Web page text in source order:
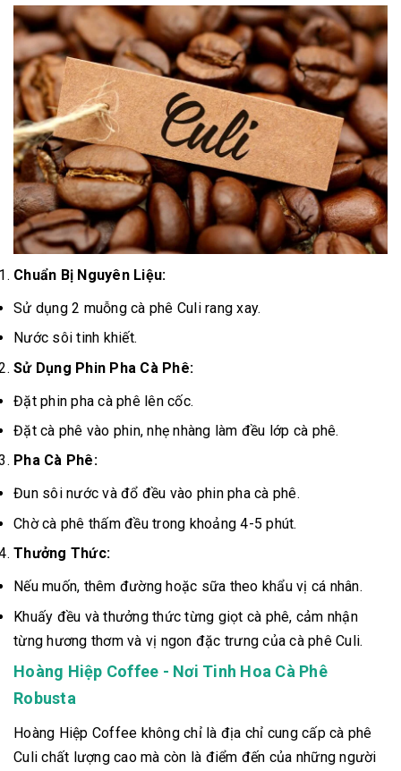
Chuẩn Bị Nguyên Liệu:
Sử dụng 2 muỗng cà phê Culi rang xay.
Nước sôi tinh khiết.
Sử Dụng Phin Pha Cà Phê:
Đặt phin pha cà phê lên cốc.
Đặt cà phê vào phin, nhẹ nhàng làm đều lớp cà phê.
Pha Cà Phê:
Đun sôi nước và đổ đều vào phin pha cà phê.
Chờ cà phê thấm đều trong khoảng 4-5 phút.
Thưởng Thức:
Nếu muốn, thêm đường hoặc sữa theo khẩu vị cá nhân.
Khuấy đều và thưởng thức từng giọt cà phê, cảm nhận
từng hương thơm và vị ngon đặc trưng của cà phê Culi.
Hoàng Hiệp Coffee - Nơi Tinh Hoa Cà Phê
Robusta
Hoàng Hiệp Coffee không chỉ là địa chỉ cung cấp cà phê
Culi chất lượng cao mà còn là điểm đến của những người